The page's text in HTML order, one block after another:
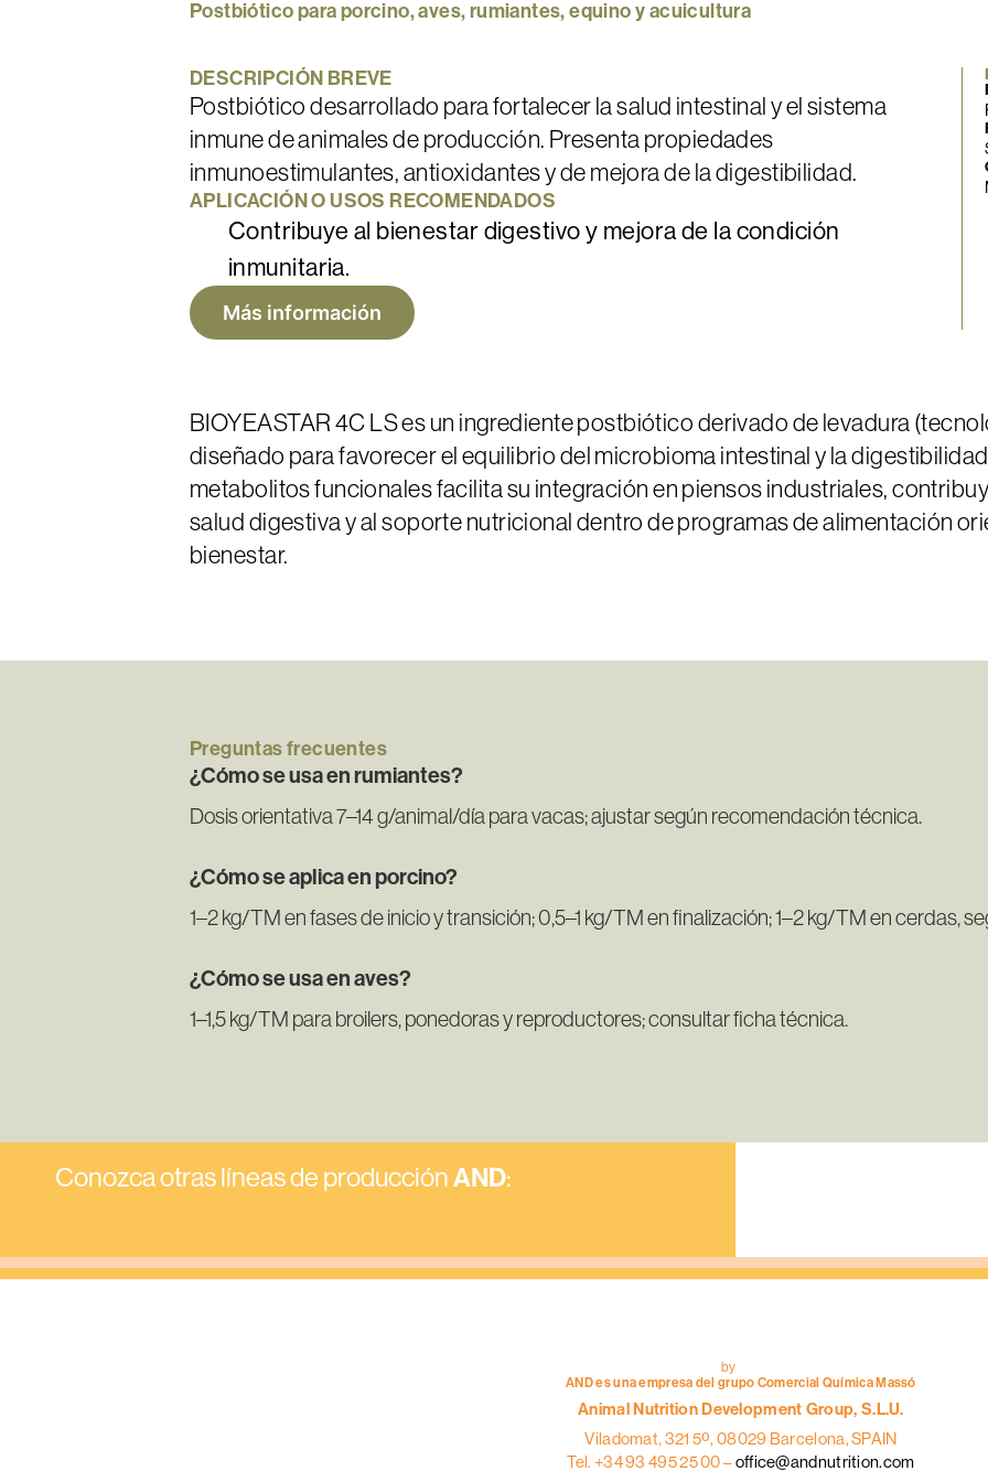
Postbióticoparaporcino,aves,rumiantes,equinoyacuicultura
DESCRIPCIÓN BREVE
Postbiótico desarrollado para fortalecer la salud intestinal y el sistema
inmune de animales de producción. Presenta propiedades
inmunoestimulantes, antioxidantes y de mejora de la digestibilidad.
APLICACIÓNO USOS RECOMENDADOS
Contribuye al bienestar digestivo y mejora de la condición
inmunitaria.
Más información
BIOYEASTAR 4C LS es un ingrediente postbiótico derivado de levadura
diseñado para favorecer el equilibrio del microbioma intestinal y la
metabolitos funcionales facilita su integración en piensos industriales,
salud digestiva y al soporte nutricional dentro de programas de alimentación
bienestar.
Preguntasfrecuentes
¿Cómo se usa en rumiantes?
Dosis orientativa 7–14 g/animal/día para vacas; ajustar según recomendación técnica.
¿Cómo se aplica en porcino?
1–2 kg/TM en fases de inicio y transición; 0,5–1 kg/TM en finalización; 1–2 kg/TM en cerdas,
¿Cómo se usa en aves?
1–1,5 kg/TM para broilers, ponedoras y reproductores; consultar ficha técnica.
Conozca otras líneas de producciónAND:
by
AND es una empresa del grupo Comercial Química Massó
Animal Nutrition Development Group, S.L.U.
Viladomat, 321 5º, 08029 Barcelona, SPAIN
Tel. +34 93 495 25 00 –office@andnutrition.com